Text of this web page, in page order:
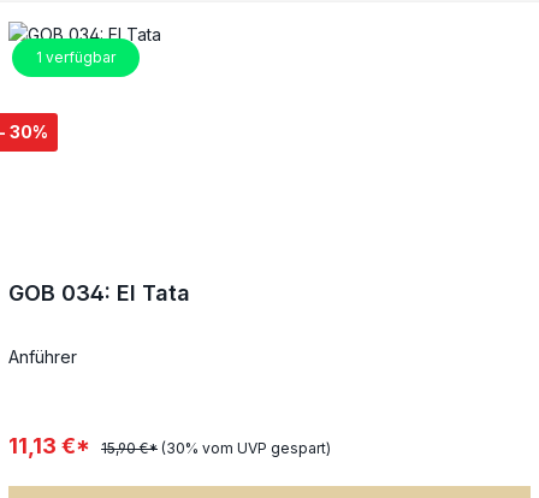
1 verfügbar
30%
GOB 034: El Tata
Anführer
11,13 €* 15,90 €* (30% vom UVP gespart)